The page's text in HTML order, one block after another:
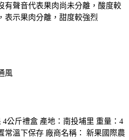
有聲音代表果肉尚未分離，酸度較
表示果肉分離，甜度較強烈
風
公斤禮盒 產地：南投埔里 重量：4
常溫下保存 廠商名稱： 新果國際農